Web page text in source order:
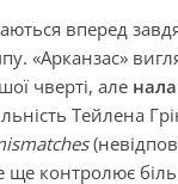
вперед
«Арканзас»
чверті, але
Тейлена
ще контролює